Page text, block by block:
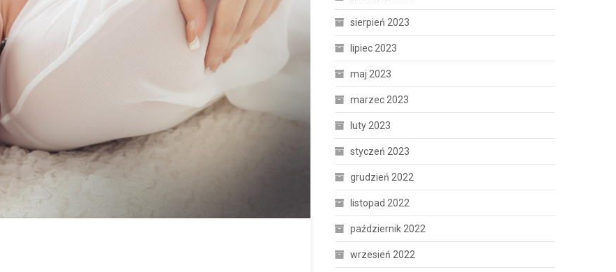
sierpień 2023
lipiec 2023
maj 2023
marzec 2023
luty 2023
styczeń 2023
grudzień 2022
listopad 2022
październik 2022
wrzesień 2022